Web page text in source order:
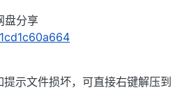
盘分享
示文件损坏，可直接右键解压到